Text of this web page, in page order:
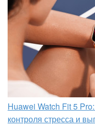
Huawei Watch Fit 5
контроля стресса и